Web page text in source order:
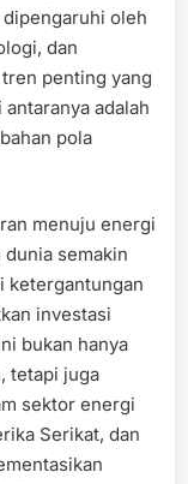
oleh
dan
penting yang
adalah
pola
menuju energi
semakin
ketergantungan
investasi
bukan hanya
tetapi juga
sektor energi
Serikat, dan